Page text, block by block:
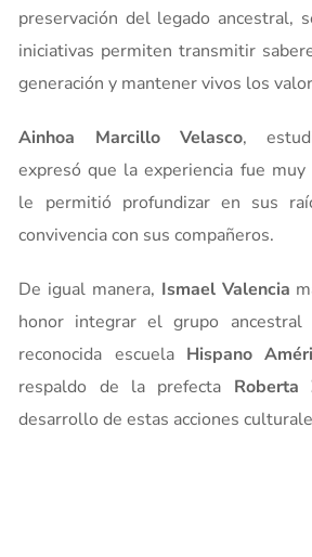
preservación del legado ancestral,
iniciativas permiten transmitir
generación y mantener vivos los
Ainhoa Marcillo Velasco,
expresó que la experiencia fue muy
le permitió profundizar en sus
convivencia con sus compañeros.
De igual manera, Ismael Valencia
honor integrar el grupo
reconocida escuela Hispano
respaldo de la prefecta Roberta
desarrollo de estas acciones